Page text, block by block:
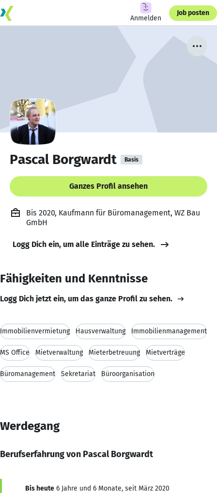
Anmelden
Job posten
Pascal Borgwardt Basis
Ganzes Profil ansehen
Bis 2020, Kaufmann für Büromanagement, WZ Bau
GmbH
Logg Dich ein, um alle Einträge zu sehen.
Fähigkeiten und Kenntnisse
Logg Dich jetzt ein, um das ganze Profil zu sehen.
Immobilienvermietung Hausverwaltung Immobilienmanagement
MS Office Mietverwaltung Mieterbetreuung Mietverträge
Büromanagement Sekretariat Büroorganisation
Werdegang
Berufserfahrung von Pascal Borgwardt
Bis heute 6 Jahre und 6 Monate, seit März 2020